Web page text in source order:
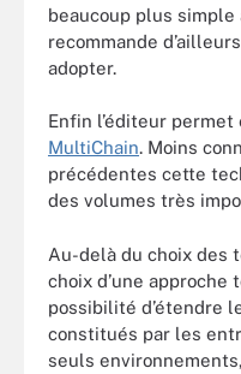
beaucoup plus simple
recommande
adopter.
Enfin l’éditeur
MultiChain. Moins
précédentes cette
des volumes très
Au-delà du choix des
choix d’une
possibilité d’étendre
constitués par les
seuls